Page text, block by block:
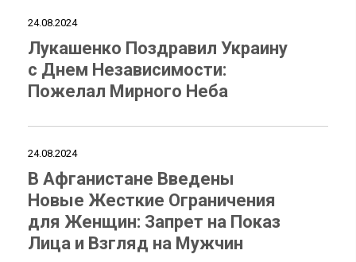
24.08.2024
Лукашенко Поздравил Украину
с Днем Независимости:
Пожелал Мирного Неба
24.08.2024
В Афганистане Введены
Новые Жесткие Ограничения
для Женщин: Запрет на Показ
Лица и Взгляд на Мужчин